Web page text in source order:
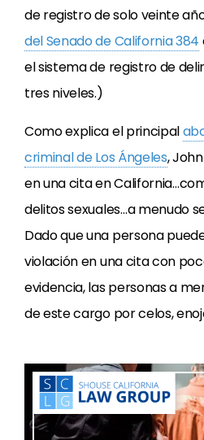
de registro de solo veinte
del Senado de California 384
el sistema de registro de
tres niveles.)
Como explica el principal
criminal de Los Ángeles,
en una cita en
delitos sexuales…a menudo
Dado que una persona
violación en una cita con
evidencia, las personas a
de este cargo por celos,